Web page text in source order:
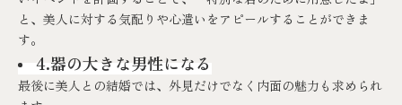
と、美人に対する気配りや心遣いをアピールすることができま
す。
4.器の大きな男性になる
最後に美人との結婚では、外見だけでなく内面の魅力も求められ